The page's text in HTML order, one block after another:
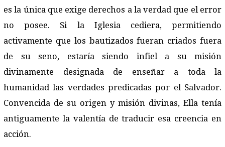
es la única que exige derechos a la verdad que el error
no posee. Si la Iglesia cediera, permitiendo
activamente que los bautizados fueran criados fuera
de su seno, estaría siendo infiel a su misión
divinamente designada de enseñar a toda la
humanidad las verdades predicadas por el Salvador.
Convencida de su origen y misión divinas, Ella tenía
antiguamente la valentía de traducir esa creencia en
acción.